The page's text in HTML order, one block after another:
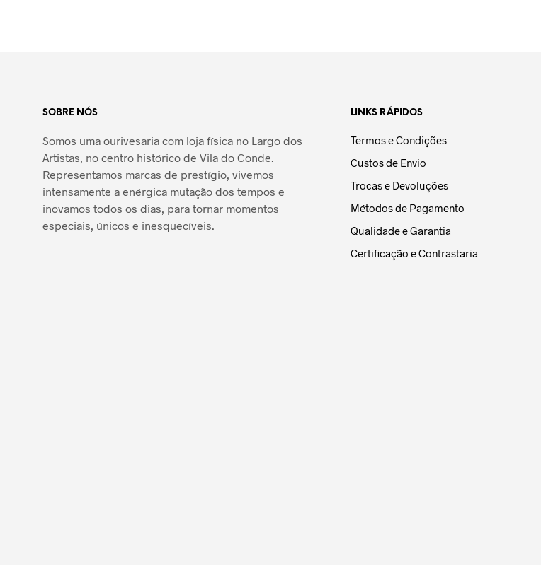
SOBRE NÓS
Somos uma ourivesaria com loja física no Largo dos
Artistas, no centro histórico de Vila do Conde.
Representamos marcas de prestígio, vivemos
intensamente a enérgica mutação dos tempos e
inovamos todos os dias, para tornar momentos
especiais, únicos e inesquecíveis.
LINKS RÁPIDOS
Termos e Condições
Custos de Envio
Trocas e Devoluções
Métodos de Pagamento
Qualidade e Garantia
Certificação e Contrastaria